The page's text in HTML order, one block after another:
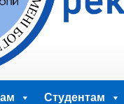
Студентам